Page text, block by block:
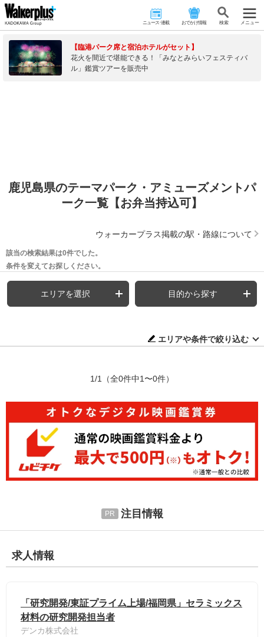
ニュース･連載 おでかけ情報 検 索 メニュー
【臨港パーク席と宿泊ホテルがセット】
花火を間近で堪能できる！「みなとみらいフェスティバ
ル」鑑賞ツアーを販売中
鹿児島県のテーマパーク・アミューズメントパ
ーク一覧【お弁当持込可】
ウォーカープラス掲載の駅・路線について
該当の検索結果は0件でした。
条件を変えてお探しください。
エリアを選択 目的から探す
エリアや条件で絞り込む
1/1 （全0件中1〜0件）
注目情報
求人情報
「研究開発/東証プライム上場/福岡県」セラミックス
材料の研究開発担当者
デンカ株式会社